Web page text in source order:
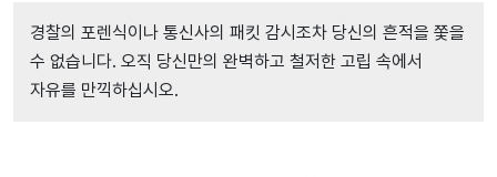
경찰의 포렌식이나 통신사의 패킷 감시조차 당신의 흔적을 쫓을
수 없습니다. 오직 당신만의 완벽하고 철저한 고립 속에서
자유를 만끽하십시오.